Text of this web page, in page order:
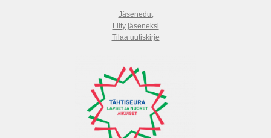
Jäsenedut
Liity jäseneksi
Tilaa uutiskirje